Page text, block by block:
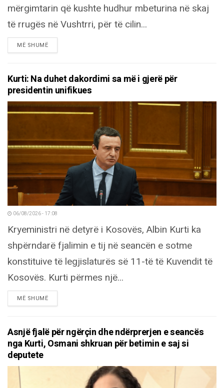
mërgimtarin që kushte hudhur mbeturina në skaj
të rrugës në Vushtrri, për të cilin...
MË SHUMËDETAILS
Kurti: Na duhet dakordimi sa më i gjerë për
presidentin unifikues
06/08/2026 - 17:08
Kryeministri në detyrë i Kosovës, Albin Kurti ka
shpërndarë fjalimin e tij në seancën e sotme
konstituive të legjislaturës së 11-të të Kuvendit të
Kosovës. Kurti përmes një...
MË SHUMËDETAILS
Asnjë fjalë për ngërçin dhe ndërprerjen e seancës
nga Kurti, Osmani shkruan për betimin e saj si
deputete